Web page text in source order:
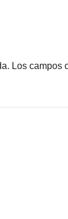
Los campos